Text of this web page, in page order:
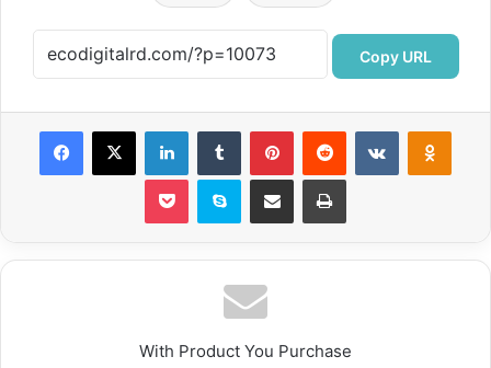
Copy URL
Facebook
X LinkedInTumblr PinterestReddit VKontakte
Pocket Skype Compartir por correo electrónicoImprimir
With Product You Purchase